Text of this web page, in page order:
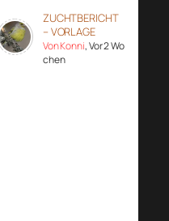
ZUCHTBERICHT
– VORLAGE
Von Konni, Vor 2 Wo
chen